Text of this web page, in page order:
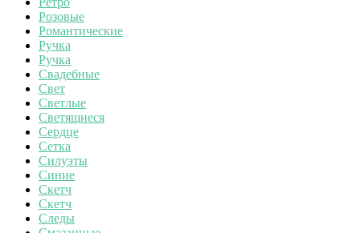
Розовые
Романтические
Ручка
Ручка
Свадебные
Свет
Светлые
Светящиеся
Сердце
Сетка
Силуэты
Синие
Скетч
Скетч
Следы